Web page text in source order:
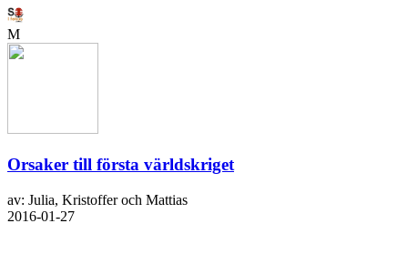
M
Orsaker till första världskriget
av: Julia, Kristoffer och Mattias
2016-01-27